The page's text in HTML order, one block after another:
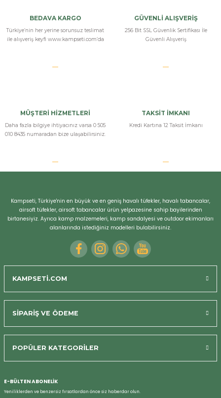
BEDAVA KARGO
Türkiye’nin her yerine sorunsuz teslimat
ile alışveriş keyfi www.kampseti.com’da
GÜVENLİ ALIŞVERİŞ
256 Bit SSL Güvenlik Sertifikası İle
Güvenli Alışveriş
MÜŞTERİ HİZMETLERİ
Daha fazla bilgiye ihtiyacınız varsa 0 505
010 8435 numaradan bize ulaşabilirsiniz.
TAKSİT İMKANI
Kredi Kartına 12 Taksit İmkanı
Kampseti, Türkiye'nin en büyük ve en geniş havalı tüfekler, havalı tabancalar,
airsoft tüfekler, airsoft tabancalar ürün yelpazesine sahip bayilerinden
birtanesiyiz. Ayrıca kamp malzemeleri, kamp sandalyesi ve outdoor ekimanları
alanlarında istediğiniz modelleri bulabilirsiniz.
KAMPSETİ.COM
SİPARİŞ VE ÖDEME
POPÜLER KATEGORİLER
E-BÜLTEN ABONELİK
Yeniliklerden ve benzersiz fırsatlardan önce siz haberdar olun.